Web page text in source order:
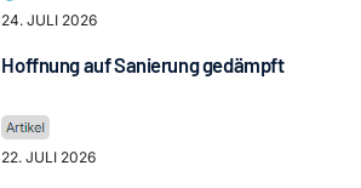
24. JULI 2026
Hoffnung auf Sanierung gedämpft
22. JULI 2026